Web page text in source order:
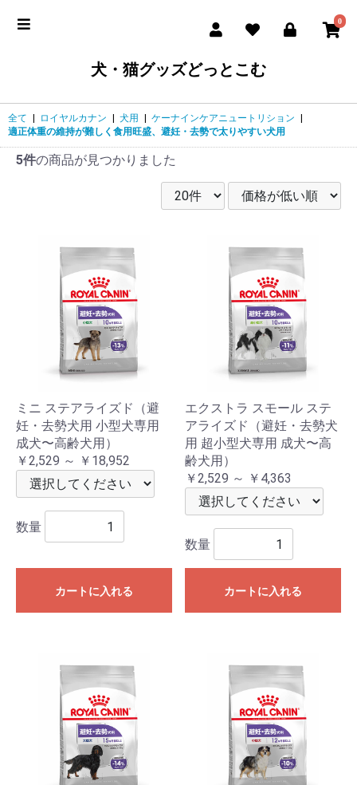
0
犬・猫グッズどっとこむ
全て ロイヤルカナン 犬用 ケーナインケアニュートリション
適正体重の維持が難しく食用旺盛、避妊・去勢で太りやすい犬用
5件の商品が見つかりました
ミニ ステアライズド（避
妊・去勢犬用 小型犬専用
成犬〜高齢犬用）
￥2,529 ～ ￥18,952
数量
カートに入れる
エクストラ スモール ステ
アライズド（避妊・去勢犬
用 超小型犬専用 成犬〜高
齢犬用）
￥2,529 ～ ￥4,363
数量
カートに入れる